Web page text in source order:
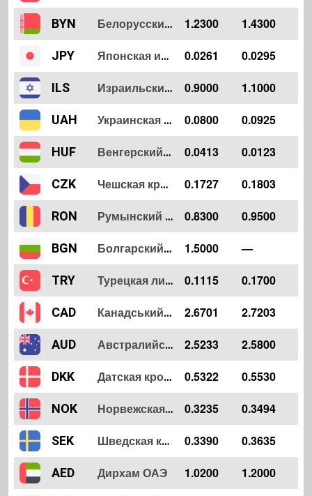
BYN Белорусский рубль 1.2300 1.4300
JPY Японская иена 0.0261 0.0295
ILS Израильский шекель 0.9000 1.1000
UAH Украинская гривна 0.0800 0.0925
HUF Венгерский форинт 0.0413 0.0123
CZK Чешская крона 0.1727 0.1803
RON Румынский лей 0.8300 0.9500
BGN Болгарский лев 1.5000 —
TRY Турецкая лира 0.1115 0.1700
CAD Канадський долар 2.6701 2.7203
AUD Австралийский доллар 2.5233 2.5800
DKK Датская крона 0.5322 0.5530
NOK Норвежская крона 0.3235 0.3494
SEK Шведская крона 0.3390 0.3635
AED Дирхам ОАЭ 1.0200 1.2000